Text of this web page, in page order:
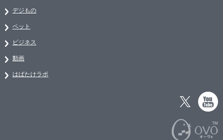
デジもの
ペット
ビジネス
動画
はばたけラボ